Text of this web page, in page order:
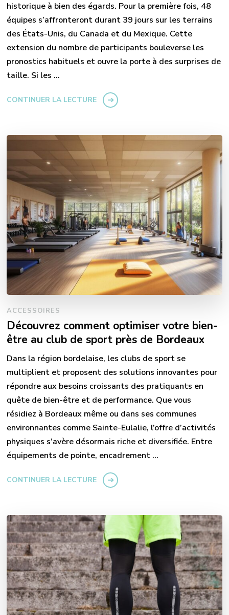
historique à bien des égards. Pour la première fois, 48
équipes s’affronteront durant 39 jours sur les terrains
des États-Unis, du Canada et du Mexique. Cette
extension du nombre de participants bouleverse les
pronostics habituels et ouvre la porte à des surprises de
taille. Si les …
CONTINUER LA LECTURE
ACCESSOIRES
Découvrez comment optimiser votre bien-
être au club de sport près de Bordeaux
Dans la région bordelaise, les clubs de sport se
multiplient et proposent des solutions innovantes pour
répondre aux besoins croissants des pratiquants en
quête de bien-être et de performance. Que vous
résidiez à Bordeaux même ou dans ses communes
environnantes comme Sainte-Eulalie, l’offre d’activités
physiques s’avère désormais riche et diversifiée. Entre
équipements de pointe, encadrement …
CONTINUER LA LECTURE